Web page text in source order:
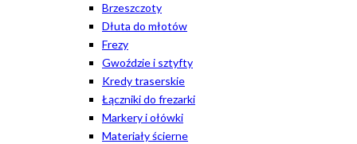
Brzeszczoty
Dłuta do młotów
Frezy
Gwoździe i sztyfty
Kredy traserskie
Łączniki do frezarki
Markery i ołówki
Materiały ścierne